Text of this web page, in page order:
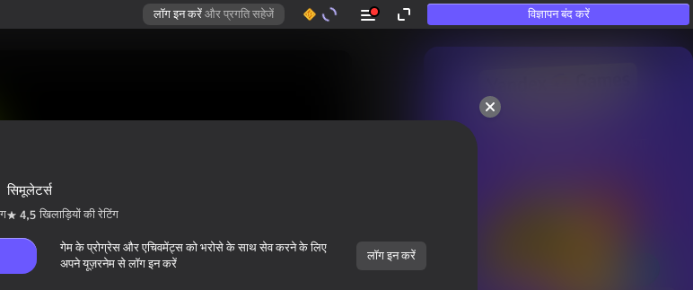
लॉग इन करें और प्रगति सहेजें विज्ञापन बंद करें
उन लोगों द्वारा भी पसंद किया गया
सिमूलेटर्स
4,5 खिलाड़ियों की रेटिंग
गेम के प्रोग्रेस और एचिवमेंट्स को भरोसे के साथ सेव करने के लिए
अपने यूज़रनेम से लॉग इन करें
लॉग इन करें